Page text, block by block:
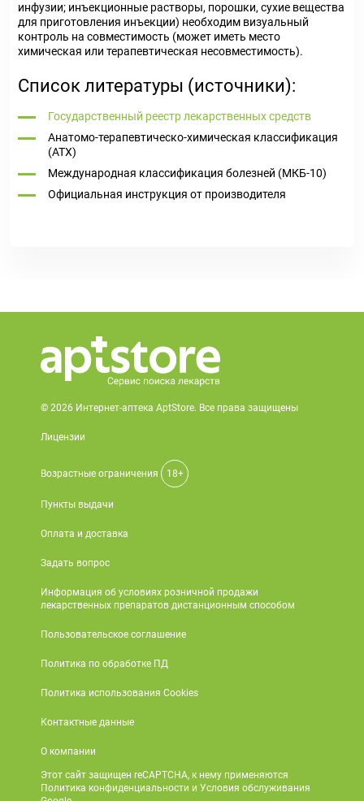
инфузии; инъекционные растворы, порошки, сухие вещества
для приготовления инъекции) необходим визуальный
контроль на совместимость (может иметь место
химическая или терапевтическая несовместимость).
Список литературы (источники):
Государственный реестр лекарственных средств
Анатомо-терапевтическо-химическая классификация
(ATX)
Международная классификация болезней (МКБ-10)
Официальная инструкция от производителя
© 2026 Интернет-аптека AptStore. Все права защищены
Лицензии
Возрастные ограничения 18+
Пункты выдачи
Оплата и доставка
Задать вопрос
Информация об условиях розничной продажи
лекарственных препаратов дистанционным способом
Пользовательское соглашение
Политика по обработке ПД
Политика использования Cookies
Контактные данные
О компании
Этот сайт защищен reCAPTCHA, к нему применяются
Политика конфиденциальности и Условия обслуживания